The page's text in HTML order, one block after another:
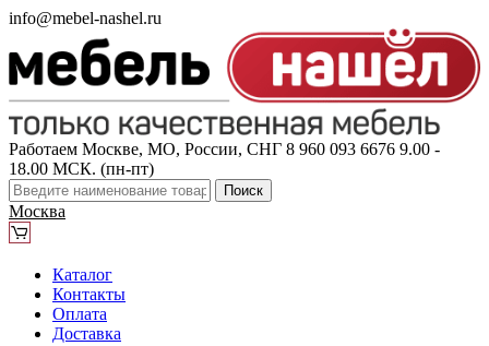
info@mebel-nashel.ru
Работаем Москве, МО, России, СНГ 8 960 093 6676 9.00 -
18.00 МСК. (пн-пт)
Поиск
Москва
Каталог
Контакты
Оплата
Доставка